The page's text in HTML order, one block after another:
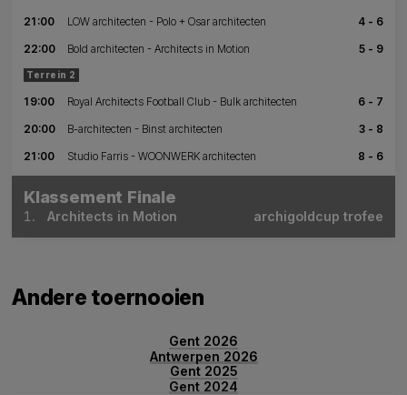
21:00
LOW architecten - Polo + Osar architecten
4 - 6
22:00
Bold architecten - Architects in Motion 5 - 9
Terrein 2
19:00 Royal Architects Football Club - Bulk architecten
6 - 7
20:00
B-architecten - Binst architecten
3 - 8
21:00
Studio Farris - WOONWERK architecten 8 - 6
Klassement Finale
1. Architects in Motion archigoldcup trofee
Andere toernooien
Gent 2026
Antwerpen 2026
Gent 2025
Gent 2024